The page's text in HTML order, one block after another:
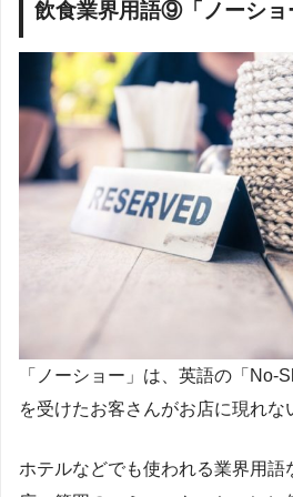
飲食業界用語⑨「ノーショ
「ノーショー」は、英語の「No-
を受けたお客さんがお店に現れな
ホテルなどでも使われる業界用語